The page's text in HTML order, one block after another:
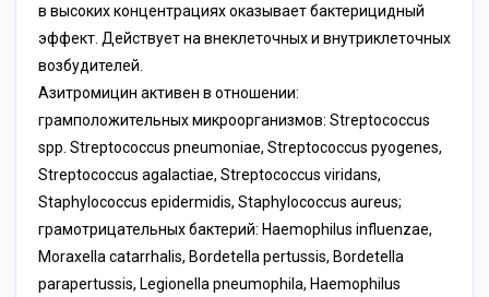
в высоких концентрациях оказывает бактерицидный
эффект. Действует на внеклеточных и внутриклеточных
возбудителей.
Азитромицин активен в отношении:
грамположительных микроорганизмов: Streptococcus
spp. Streptococcus pneumoniae, Streptococcus pyogenes,
Streptococcus agalactiae, Streptococcus viridans,
Staphylococcus epidermidis, Staphylococcus aureus;
грамотрицательных бактерий: Haemophilus influenzae,
Moraxella catarrhalis, Bordetella pertussis, Bordetella
parapertussis, Legionella pneumophila, Haemophilus